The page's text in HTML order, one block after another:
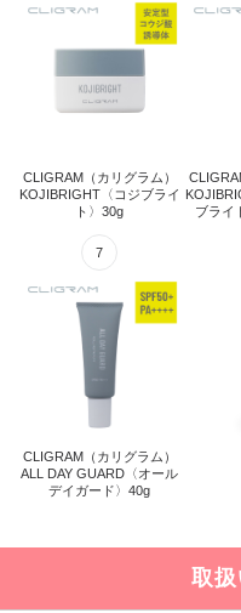
TomoskincareCLINIC
ともスキンケアクリニック
美と健康をサポート
CLIGRAM
カリグラム
濃厚かつシンプルな
医療機関向け高濃度コスメ